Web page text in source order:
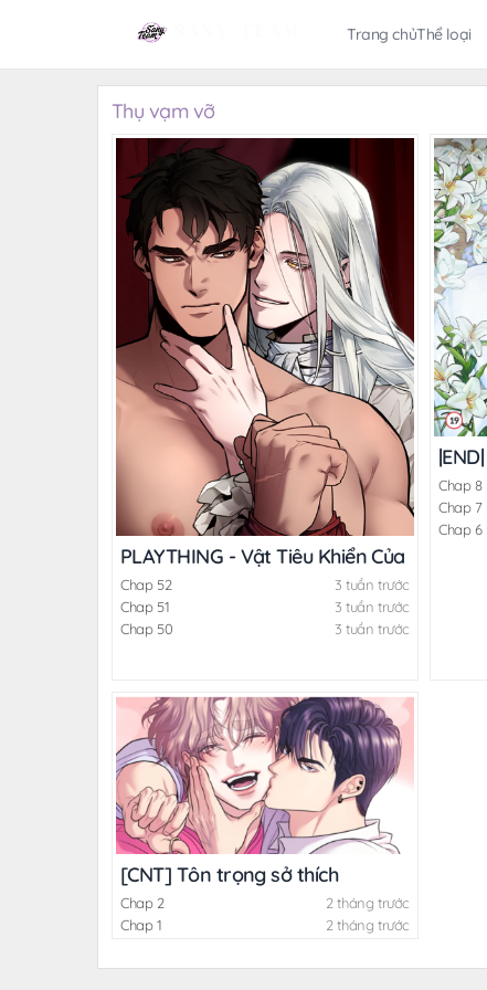
Trang chủThể loại
Thụ vạm vỡ
PLAYTHING - Vật Tiêu Khiển Của Vị Đại
Chap 52
3 tuần trước
Chap 51
3 tuần trước
Chap 50
3 tuần trước
Chap 8
Chap 7
Chap 6
[CNT] Tôn trọng sở thích
Chap 2
2 tháng trước
Chap 1
2 tháng trước